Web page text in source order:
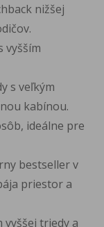
nižšej
vyšším
s veľkým
kabínou.
ideálne pre
bestseller v
priestor a
vyššej triedy a